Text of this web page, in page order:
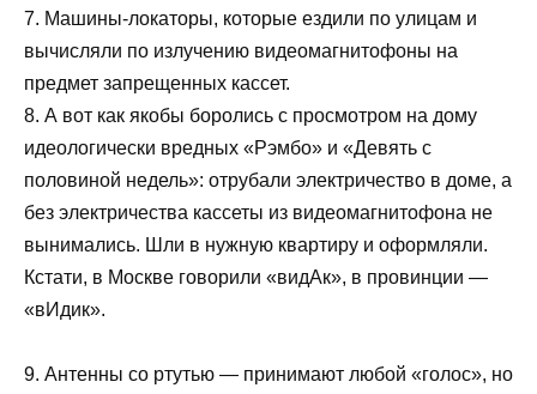
7. Машины-локаторы, которые ездили по улицам и
вычисляли по излучению видеомагнитофоны на
предмет запрещенных кассет.
8. А вот как якобы боролись с просмотром на дому
идеологически вредных «Рэмбо» и «Девять с
половиной недель»: отрубали электричество в доме, а
без электричества кассеты из видеомагнитофона не
вынимались. Шли в нужную квартиру и оформляли.
Кстати, в Москве говорили «видАк», в провинции —
«вИдик».
9. Антенны со ртутью — принимают любой «голос», но